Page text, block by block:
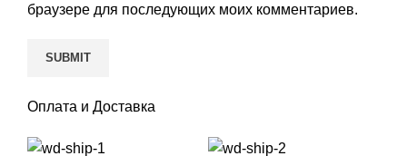
браузере для последующих моих комментариев.
Оплата и Доставка